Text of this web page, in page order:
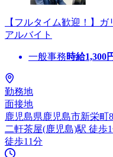
【フルタイム歓迎！】
アルバイト
一般事務時給1,300
勤務地
面接地
鹿児島県鹿児島市新栄町
二軒茶屋(鹿児島)駅 徒歩
徒歩11分